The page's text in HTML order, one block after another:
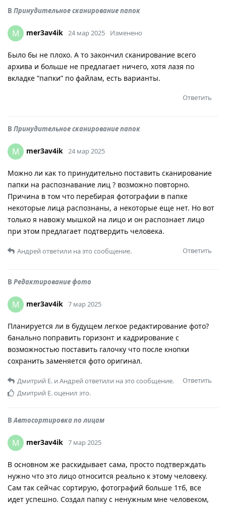
В Принудительное сканирование папок
M mer3av4ik 24 мар 2025 Изменено
Было бы не плохо. А то закончил сканирование всего
архива и больше не предлагает ничего, хотя лазя по
вкладке “папки” по файлам, есть варианты.
Ответить
В Принудительное сканирование папок
M mer3av4ik 24 мар 2025
Можно ли как то принудительно поставить сканирование
папки на распознавание лиц ? возможно повторно.
Причина в том что перебирая фотографии в папке
некоторые лица распознаны, а некоторые еще нет. Но вот
только я навожу мышкой на лицо и он распознает лицо
при этом предлагает подтвердить человека.
Ответить
Андрейответили на это сообщение.
В Редактирование фото
M mer3av4ik 7 мар 2025
Планируется ли в будущем легкое редактирование фото?
банально поправить горизонт и кадрирование с
возможностью поставить галочку что после кнопки
сохранить заменяется фото оригинал.
Ответить
Дмитрий Е. иАндрейответили на это сообщение.
Дмитрий Е.оценил это.
ВАвтосортировка по лицам
M mer3av4ik 7 мар 2025
В основном же раскидывает сама, просто подтверждать
нужно что это лицо относится реально к этому человеку.
Сам так сейчас сортирую, фотографий больше 1тб, все
идет успешно. Создал папку с ненужным мне человеком,